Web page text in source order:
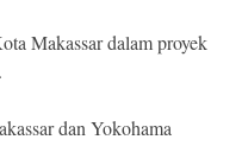
Makassar dalam proyek
dan Yokohama